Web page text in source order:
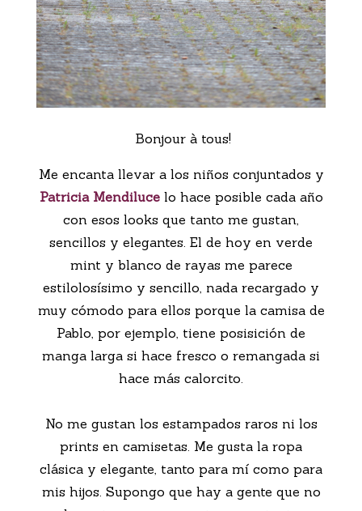
Bonjour à tous!
Me encanta llevar a los niños conjuntados y
Patricia Mendilucelo hace posible cada año
con esos looks que tanto me gustan,
sencillos y elegantes. El de hoy en verde
mint y blanco de rayas me parece
estilolosísimo y sencillo, nada recargado y
muy cómodo para ellos porque la camisa de
Pablo, por ejemplo, tiene posisición de
manga larga si hace fresco o remangada si
hace más calorcito.
No me gustan los estampados raros ni los
prints en camisetas. Me gusta la ropa
clásica y elegante, tanto para mí como para
mis hijos. Supongo que hay a gente que no